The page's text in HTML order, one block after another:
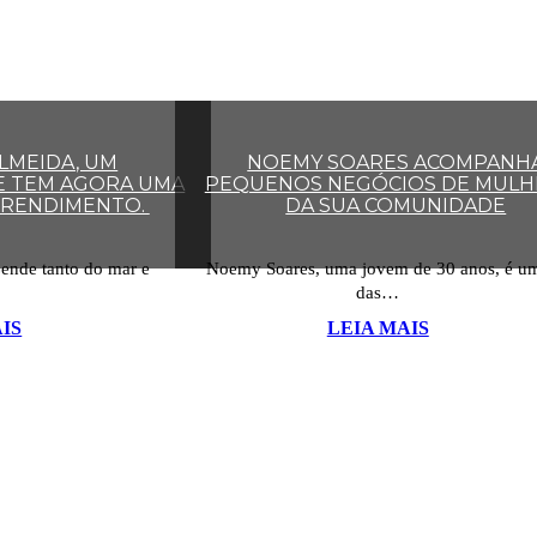
UM
TEM AGORA UMA
tanto do mar e
NOEMY SOARES
PEQUENOS NEGÓCIOS DE
DA SUA COMUNIDADE
Noemy Soares, uma jovem de 30 anos, é
das…
LEIA MAIS